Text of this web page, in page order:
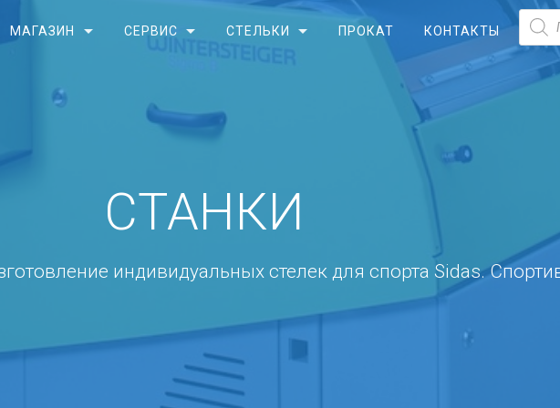
МАГАЗИН СЕРВИС СТЕЛЬКИ ПРОКАТ КОНТАКТЫ
Поиск
СТАНКИ
индивидуальных стелек для спорта Sidas.